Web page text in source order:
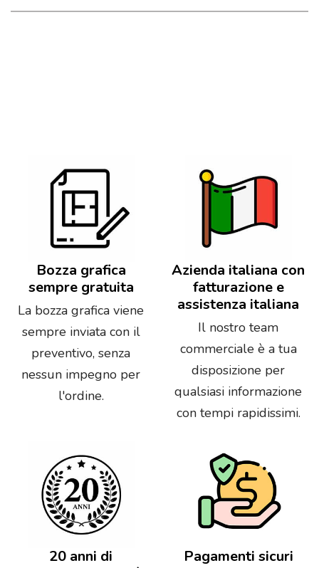
Bozza grafica
sempre gratuita
La bozza grafica viene
sempre inviata con il
preventivo, senza
nessun impegno per
l'ordine.
Azienda italiana con
fatturazione e
assistenza italiana
Il nostro team
commerciale è a tua
disposizione per
qualsiasi informazione
con tempi rapidissimi.
20 anni di
Pagamenti sicuri